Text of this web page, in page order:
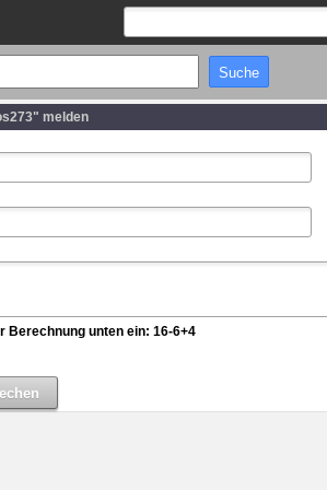
melden
Berechnung unten ein: 16-6+4